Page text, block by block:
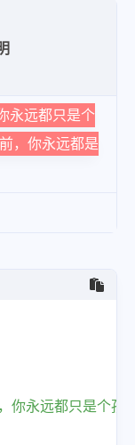
永远都只是个
，你永远都是
你永远都只是个孩